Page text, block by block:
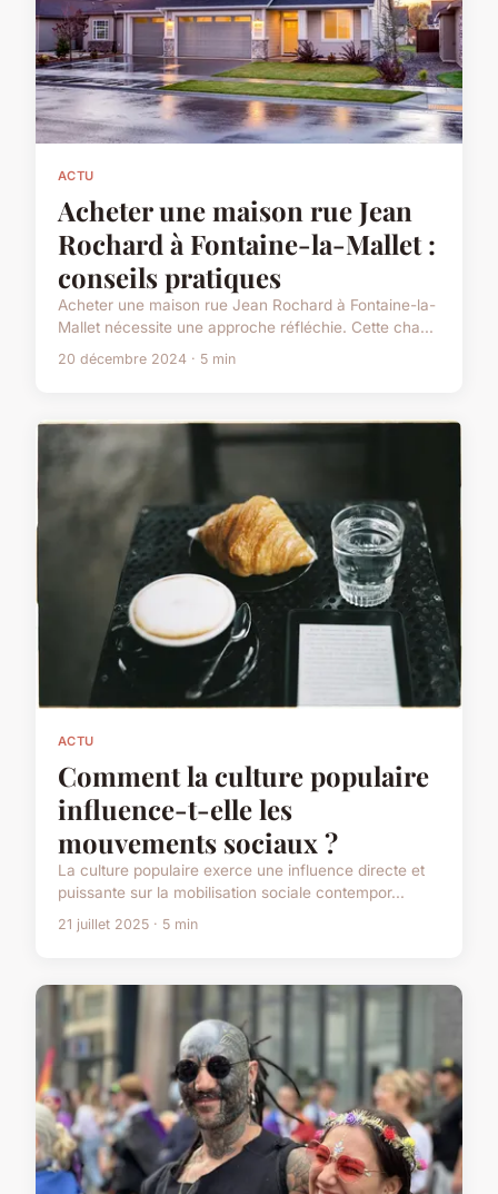
ACTU
Acheter une maison rue Jean
Rochard à Fontaine-la-Mallet :
conseils pratiques
Acheter une maison rue Jean Rochard à Fontaine-la-
Mallet nécessite une approche réfléchie. Cette cha...
20 décembre 2024 · 5 min
ACTU
Comment la culture populaire
influence-t-elle les
mouvements sociaux ?
La culture populaire exerce une influence directe et
puissante sur la mobilisation sociale contempor...
21 juillet 2025 · 5 min